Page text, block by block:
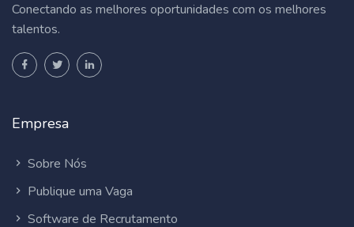
Conectando as melhores oportunidades com os melhores
talentos.
Empresa
Sobre Nós
Publique uma Vaga
Software de Recrutamento